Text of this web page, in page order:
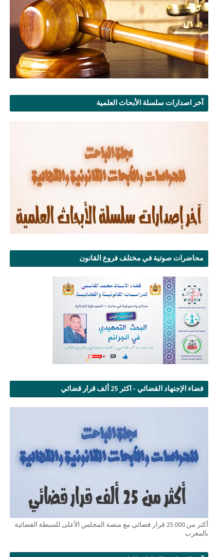
آخر اصدارات سلسلة الأبحاث العلمية
محاضرات صوتية في مختلف فروع القانون
فضاء الإجتهاد القضائي - اكثر 25 ألف قرار قضائي
أكثر من 25.000 قرار قضائي مع منصة المجلس الأعلى للسبطة القضائية
بالمغرب